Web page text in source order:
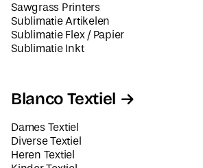
Sawgrass Printers
Sublimatie Artikelen
Sublimatie Flex / Papier
Sublimatie Inkt
Blanco Textiel
Dames Textiel
Diverse Textiel
Heren Textiel